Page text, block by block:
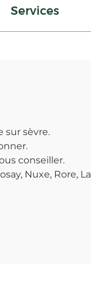
Services
sur sèvre.
conseiller.
Nuxe, Rore, La